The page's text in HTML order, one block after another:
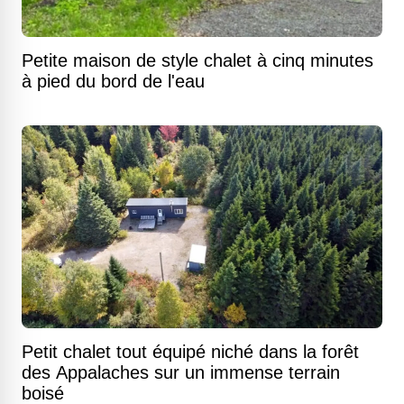
Petite maison de style chalet à cinq minutes
à pied du bord de l'eau
Petit chalet tout équipé niché dans la forêt
des Appalaches sur un immense terrain
boisé